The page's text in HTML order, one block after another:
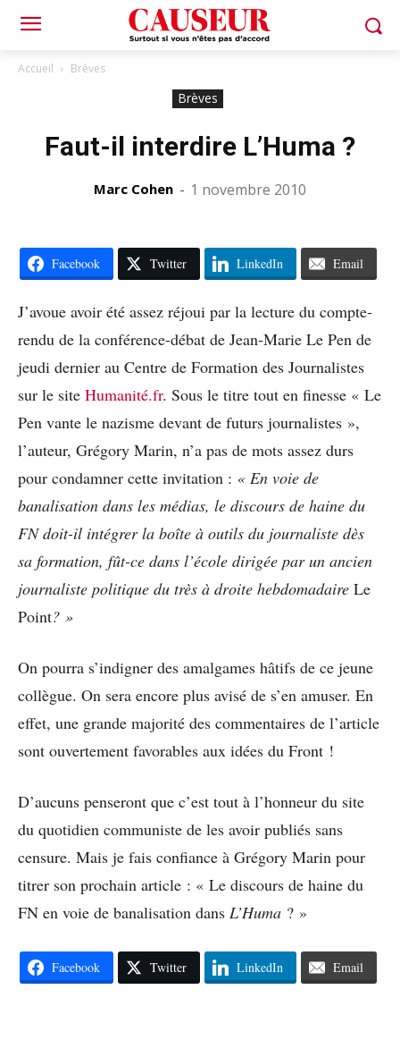
Accueil Brèves
Brèves
Faut-il interdire L’Huma ?
Marc Cohen - 1 novembre 2010
Facebook Twitter LinkedIn Email
J’avoue avoir été assez réjoui par la lecture du compte-
rendu de la conférence-débat de Jean-Marie Le Pen de
jeudi dernier au Centre de Formation des Journalistes
sur le site Humanité.fr. Sous le titre tout en finesse « Le
Pen vante le nazisme devant de futurs journalistes »,
l’auteur, Grégory Marin, n’a pas de mots assez durs
pour condamner cette invitation : « En voie de
banalisation dans les médias, le discours de haine du
FN doit-il intégrer la boîte à outils du journaliste dès
sa formation, fût-ce dans l’école dirigée par un ancien
journaliste politique du très à droite hebdomadaire Le
Point? »
On pourra s’indigner des amalgames hâtifs de ce jeune
collègue. On sera encore plus avisé de s’en amuser. En
effet, une grande majorité des commentaires de l’article
sont ouvertement favorables aux idées du Front !
D’aucuns penseront que c’est tout à l’honneur du site
du quotidien communiste de les avoir publiés sans
censure. Mais je fais confiance à Grégory Marin pour
titrer son prochain article : « Le discours de haine du
FN en voie de banalisation dans L’Huma ? »
Facebook Twitter LinkedIn Email